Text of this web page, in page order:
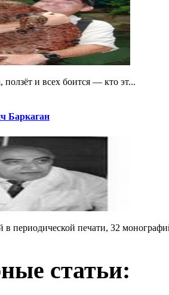
и всех боится — кто эт...
Баркаган
в периодической печати, 32
статьи: